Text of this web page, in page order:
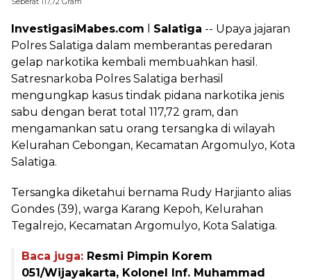
InvestigasiMabes.com Salatiga -- Upaya jajaran
Polres Salatiga dalam memberantas peredaran
gelap narkotika kembali membuahkan hasil.
Satresnarkoba Polres Salatiga berhasil
mengungkap kasus tindak pidana narkotika jenis
sabu dengan berat total 117,72 gram, dan
mengamankan satu orang tersangka di wilayah
Kelurahan Cebongan, Kecamatan Argomulyo, Kota
Salatiga.
Tersangka diketahui bernama Rudy Harjianto alias
Gondes (39), warga Karang Kepoh, Kelurahan
Tegalrejo, Kecamatan Argomulyo, Kota Salatiga.
Baca juga: Resmi Pimpin Korem
051/Wijayakarta, Kolonel Inf. Muhammad